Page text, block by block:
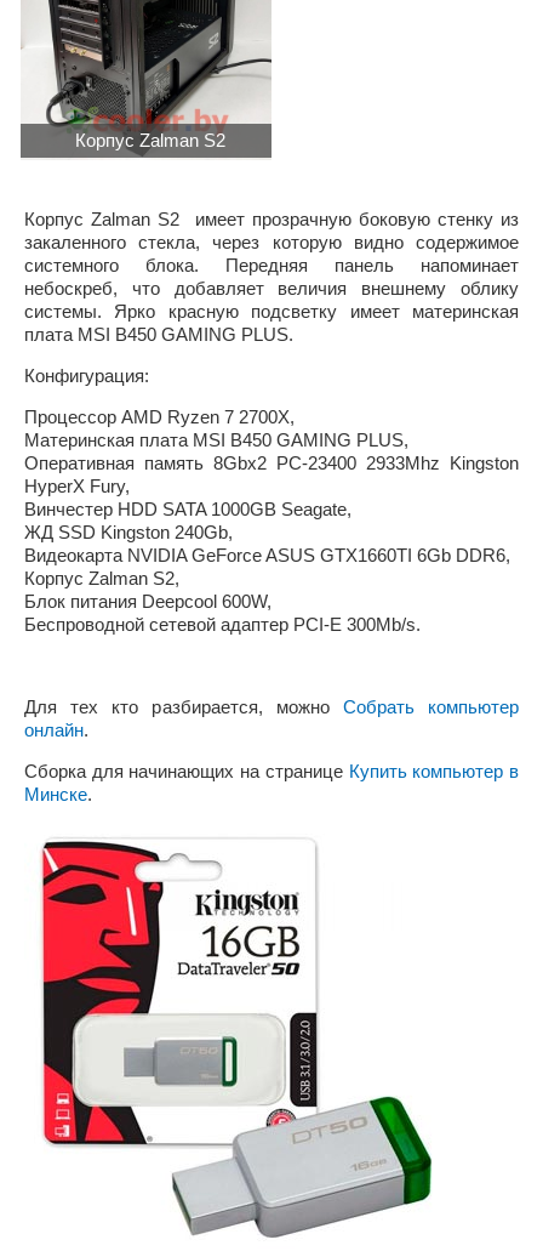
Корпус Zalman S2
Корпус Zalman S2 имеет прозрачную боковую стенку из
закаленного стекла, через которую видно содержимое
системного блока. Передняя панель напоминает
небоскреб, что добавляет величия внешнему облику
системы. Ярко красную подсветку имеет материнская
плата MSI B450 GAMING PLUS.
Конфигурация:
Процессор AMD Ryzen 7 2700X,
Материнская плата MSI B450 GAMING PLUS,
Оперативная память 8Gbх2 PC-23400 2933Mhz Kingston
HyperX Fury,
Винчестер HDD SATA 1000GB Seagate,
ЖД SSD Kingston 240Gb,
Видеокарта NVIDIA GeForce ASUS GTX1660TI 6Gb DDR6,
Корпус Zalman S2,
Блок питания Deepcool 600W,
Беспроводной сетевой адаптер PCI-E 300Mb/s.
Для тех кто разбирается, можно Собрать компьютер
онлайн.
Сборка для начинающих на странице Купить компьютер в
Минске.